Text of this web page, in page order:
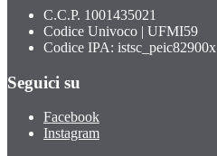
C.C.P. 1001435021
Codice Univoco | UFMI59
Codice IPA: istsc_peic82900x
Seguici su
Facebook
Instagram